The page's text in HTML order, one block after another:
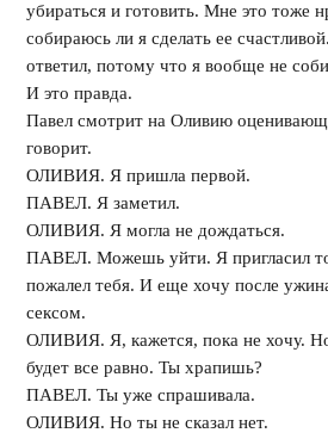
убираться и готовить. Мне это тоже
собираюсь ли я сделать ее
ответил, потому что я вообще не
И это правда.
Павел смотрит на Оливию
говорит.
ОЛИВИЯ. Я пришла первой.
ПАВЕЛ. Я заметил.
ОЛИВИЯ. Я могла не дождаться.
ПАВЕЛ. Можешь уйти. Я пригласил
пожалел тебя. И еще хочу после
сексом.
ОЛИВИЯ. Я, кажется, пока не хочу.
будет все равно. Ты храпишь?
ПАВЕЛ. Ты уже спрашивала.
ОЛИВИЯ. Но ты не сказал нет.